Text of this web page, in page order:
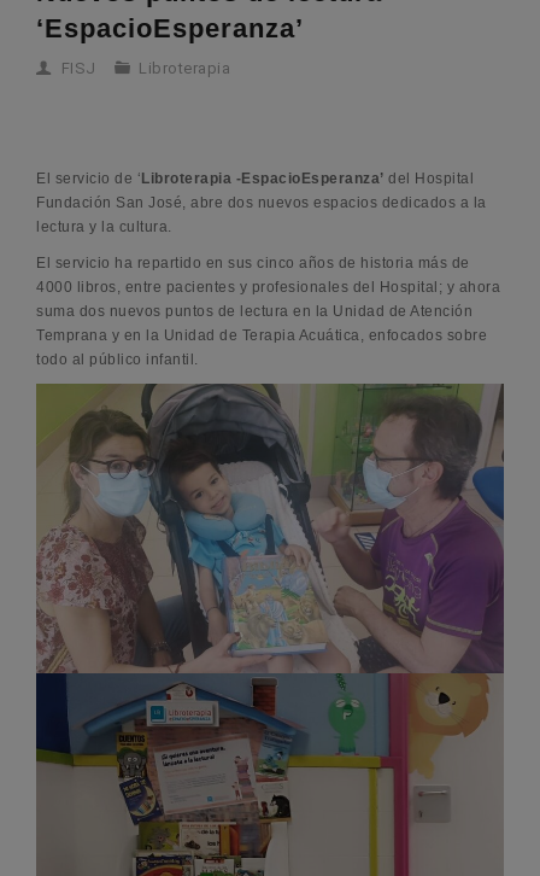
‘EspacioEsperanza’
FISJ Libroterapia
El servicio de ‘ Libroterapia -EspacioEsperanza’ del Hospital
Fundación San José, abre dos nuevos espacios dedicados a la
lectura y la cultura.
El servicio ha repartido en sus cinco años de historia más de
4000 libros, entre pacientes y profesionales del Hospital; y ahora
suma dos nuevos puntos de lectura en la Unidad de Atención
Temprana y en la Unidad de Terapia Acuática, enfocados sobre
todo al público infantil.